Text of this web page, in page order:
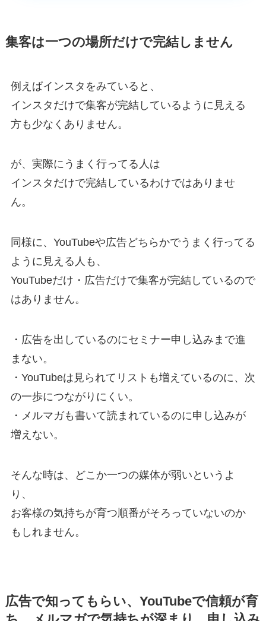
集客は一つの場所だけで完結しません
例えばインスタをみていると、
インスタだけで集客が完結しているように見える
方も少なくありません。
が、実際にうまく行ってる人は
インスタだけで完結しているわけではありませ
ん。
同様に、YouTubeや広告どちらかでうまく行ってる
ように見える人も、
YouTubeだけ・広告だけで集客が完結しているので
はありません。
・広告を出しているのにセミナー申し込みまで進
まない。
・YouTubeは見られてリストも増えているのに、次
の一歩につながりにくい。
・メルマガも書いて読まれているのに申し込みが
増えない。
そんな時は、どこか一つの媒体が弱いというよ
り、
お客様の気持ちが育つ順番がそろっていないのか
もしれません。
広告で知ってもらい、YouTubeで信頼が育